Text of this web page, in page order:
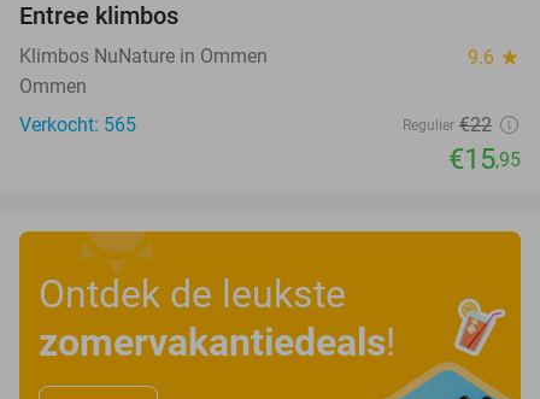
Entree klimbos
Klimbos NuNature in Ommen 9.6 star
Ommen
Verkocht: 565
Regulier €22
€15,95
Ontdek de leukste
zomervakantiedeals!